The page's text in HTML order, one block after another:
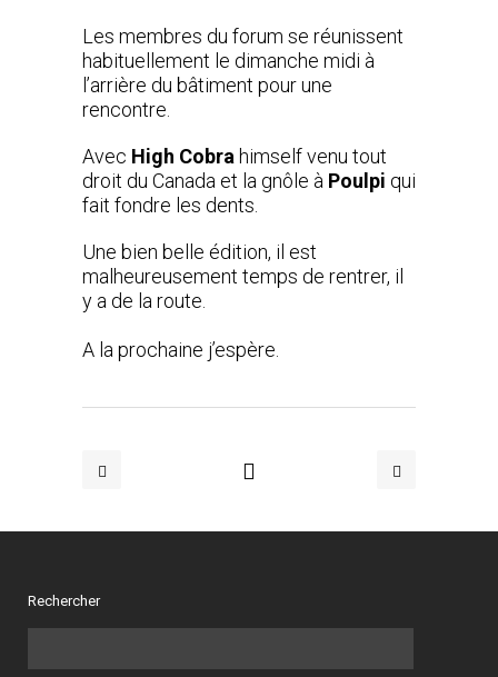
Les membres du forum se réunissent
habituellement le dimanche midi à
l’arrière du bâtiment pour une
rencontre.
Avec High Cobra himself venu tout
droit du Canada et la gnôle à Poulpi qui
fait fondre les dents.
Une bien belle édition, il est
malheureusement temps de rentrer, il
y a de la route.
A la prochaine j’espère.
Rechercher